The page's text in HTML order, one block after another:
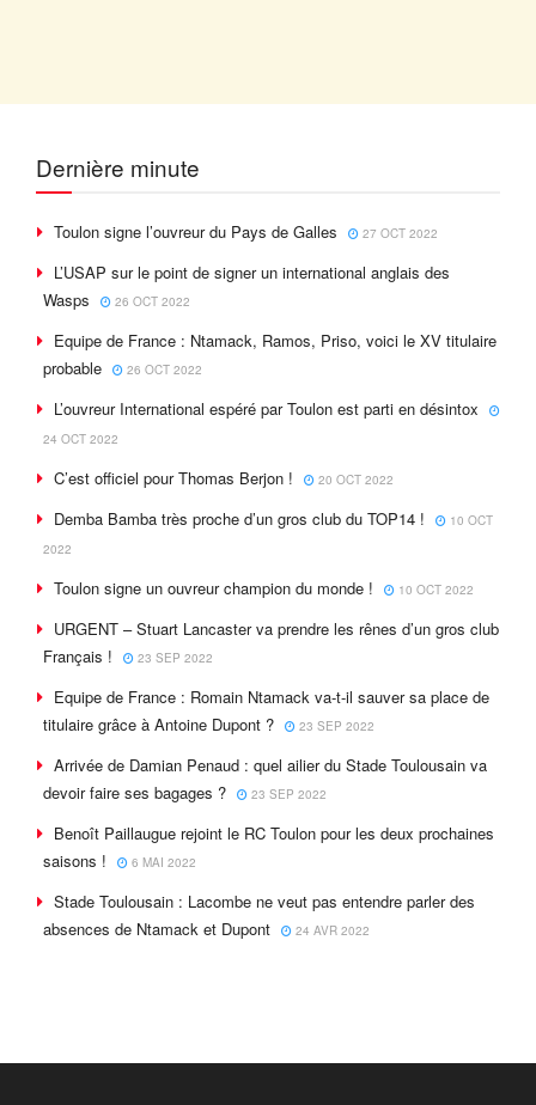
Dernière minute
Toulon signe l’ouvreur du Pays de Galles 27 OCT 2022
L’USAP sur le point de signer un international anglais des
Wasps
26 OCT 2022
Equipe de France : Ntamack, Ramos, Priso, voici le XV titulaire
probable
26 OCT 2022
L’ouvreur International espéré par Toulon est parti en désintox
24 OCT 2022
C’est officiel pour Thomas Berjon ! 20 OCT 2022
Demba Bamba très proche d’un gros club du TOP14 !
10 OCT
2022
Toulon signe un ouvreur champion du monde ! 10 OCT 2022
URGENT – Stuart Lancaster va prendre les rênes d’un gros club
Français !
23 SEP 2022
Equipe de France : Romain Ntamack va-t-il sauver sa place de
titulaire grâce à Antoine Dupont ?
23 SEP 2022
Arrivée de Damian Penaud : quel ailier du Stade Toulousain va
devoir faire ses bagages ?
23 SEP 2022
Benoît Paillaugue rejoint le RC Toulon pour les deux prochaines
saisons !
6 MAI 2022
Stade Toulousain : Lacombe ne veut pas entendre parler des
absences de Ntamack et Dupont
24 AVR 2022